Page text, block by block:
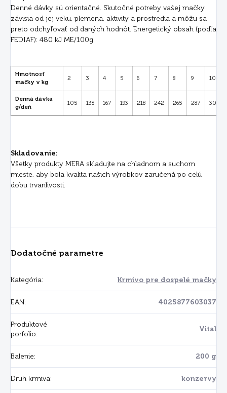
Denné dávky sú orientačné. Skutočné potreby vašej mačky
závisia od jej veku, plemena, aktivity a prostredia a môžu sa
preto odchyľovať od daných hodnôt. Energetický obsah (podľa
FEDIAF): 480 kJ ME/100g.
Hmotnosť
mačky v kg
2 3 4 5 6 7 8 9 10
Denná dávka
g/deň
105 138 167 193 218 242 265 287 307
Skladovanie:
Všetky produkty MERA skladujte na chladnom a suchom
mieste, aby bola kvalita našich výrobkov zaručená po celú
dobu trvanlivosti.
Dodatočné parametre
Kategória: Krmivo pre dospelé mačky
EAN: 4025877603037
Produktové
porfolio:
Vital
Balenie: 200 g
Druh krmiva: konzervy